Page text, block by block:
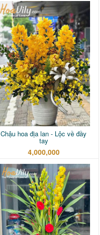
Chậu hoa địa lan - Lộc về đầy
tay
4,000,000